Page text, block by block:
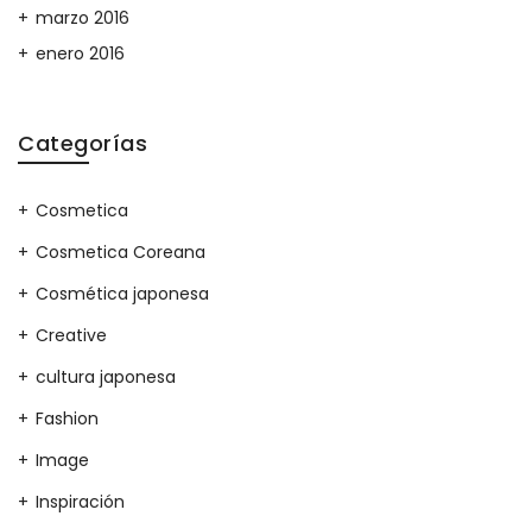
marzo 2016
enero 2016
Categorías
Cosmetica
Cosmetica Coreana
Cosmética japonesa
Creative
cultura japonesa
Fashion
Image
Inspiración